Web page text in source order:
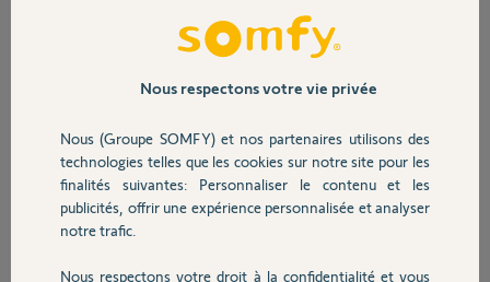
Sécurité
Domotique
Bonjour,
Je viens d'acheter un appartement
récent (3 ans) équipé de volets
de réglages de fins de course. Tous
les volets fonctionnent
correctement et s'arrêtent au bon
endroit en position haute sauf un
des volets qui monte un peu trop
Nous respectons votre vie privée
Nous (Groupe SOMFY) et nos partenaires utilisons des
technologies telles que les cookies sur notre site pour les
finalités suivantes: Personnaliser le contenu et les
publicités, offrir une expérience personnalisée et analyser
notre trafic.
Nous respectons votre droit à la confidentialité et vous